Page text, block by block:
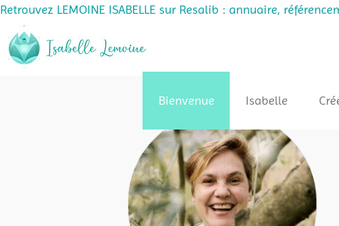
Retrouvez LEMOINE ISABELLE sur Resalib : annuaire,
Passer
au
contenu
Bienvenue Isabelle